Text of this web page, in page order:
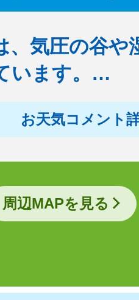
、気圧の谷や
います。…
お天気コメント
周辺MAPを見る